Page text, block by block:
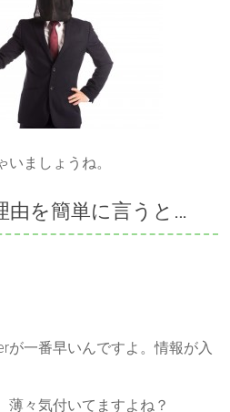
ましょうね。
を簡単に言うと…
が一番早いんですよ。情報が入
薄々気付いてますよね？